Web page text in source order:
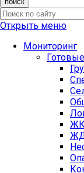
Открыть меню
Мониторинг
ЖД